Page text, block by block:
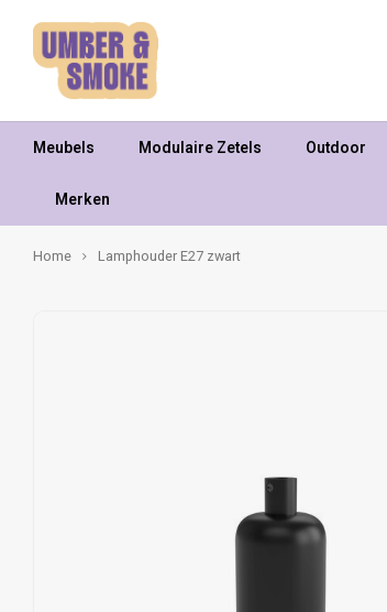
Meubels Modulaire Zetels Outdoor
Merken
Home Lamphouder E27 zwart